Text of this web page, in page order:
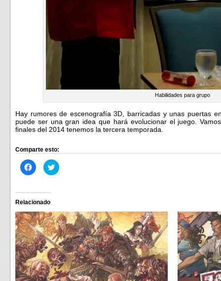
Habilidades para grupo
Hay rumores de escenografía 3D, barricadas y unas puertas
puede ser una gran idea que hará evolucionar el juego.
finales del 2014 tenemos la tercera temporada.
Comparte esto:
Haz
clic
Facebook
(Se
abre
en
una
ventana
nueva)
Haz
clic
en
una
ventana
nueva)
Relacionado